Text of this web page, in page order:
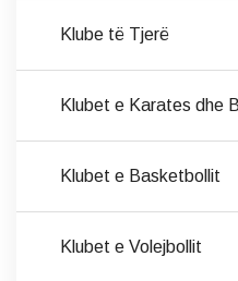
Klube të Tjerë
Klubet e Karates dhe
Klubet e Basketbollit
Klubet e Volejbollit